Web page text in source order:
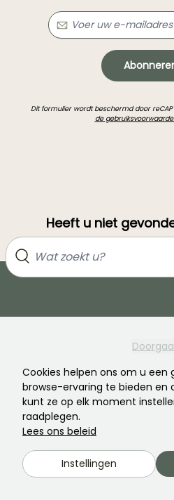
Cookies helpen ons om u een
browse-ervaring te bieden en
kunt ze op elk moment
raadplegen.
Lees ons beleid
Instellingen
Dit formulier wordt beschermd door
de
Heeft u niet
Word lid van de community